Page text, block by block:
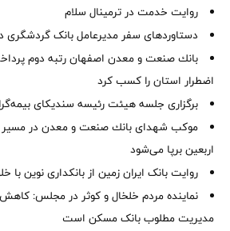
روایت خدمت در ترمینال سلام
دستاوردهای سفر مدیرعامل بانک گردشگری
بانك صنعت و معدن اصفهان رتبه دوم
اضطرار استان را كسب كرد
برگزاری جلسه هیئت رئیسه سندیکای
موكب شهدای بانك صنعت و معدن در مسیر
اربعین برپا می‌شود
روایت بانک ایران زمین از بانکداری نوین با
مدیریت مطلوب بانک مسکن است